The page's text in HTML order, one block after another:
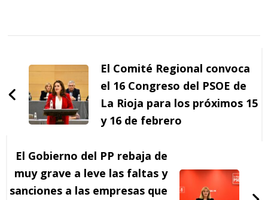
de
entradas
El Comité Regional convoca
el 16 Congreso del PSOE de
La Rioja para los próximos 15
y 16 de febrero
El Gobierno del PP rebaja de
muy grave a leve las faltas y
sanciones a las empresas que